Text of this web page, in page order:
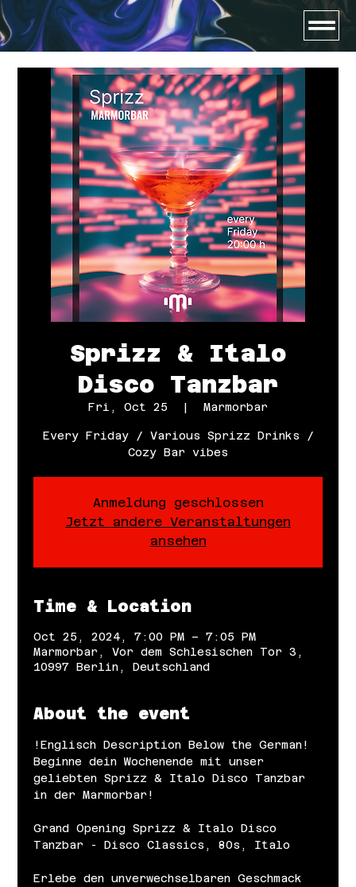
Sprizz & Italo
Disco Tanzbar
Fri, Oct 25
  |
Marmorbar
Every Friday / Various Sprizz Drinks /
Cozy Bar vibes
Anmeldung geschlossen
Jetzt andere Veranstaltungen
ansehen
Time & Location
Oct 25, 2024, 7:00 PM – 7:05 PM
Marmorbar, Vor dem Schlesischen Tor 3,
10997 Berlin, Deutschland
About the event
!Englisch Description Below the German!
Beginne dein Wochenende mit unser
geliebten Sprizz & Italo Disco Tanzbar
in der Marmorbar!
Grand Opening Sprizz & Italo Disco
Tanzbar - Disco Classics, 80s, Italo
Erlebe den unverwechselbaren Geschmack